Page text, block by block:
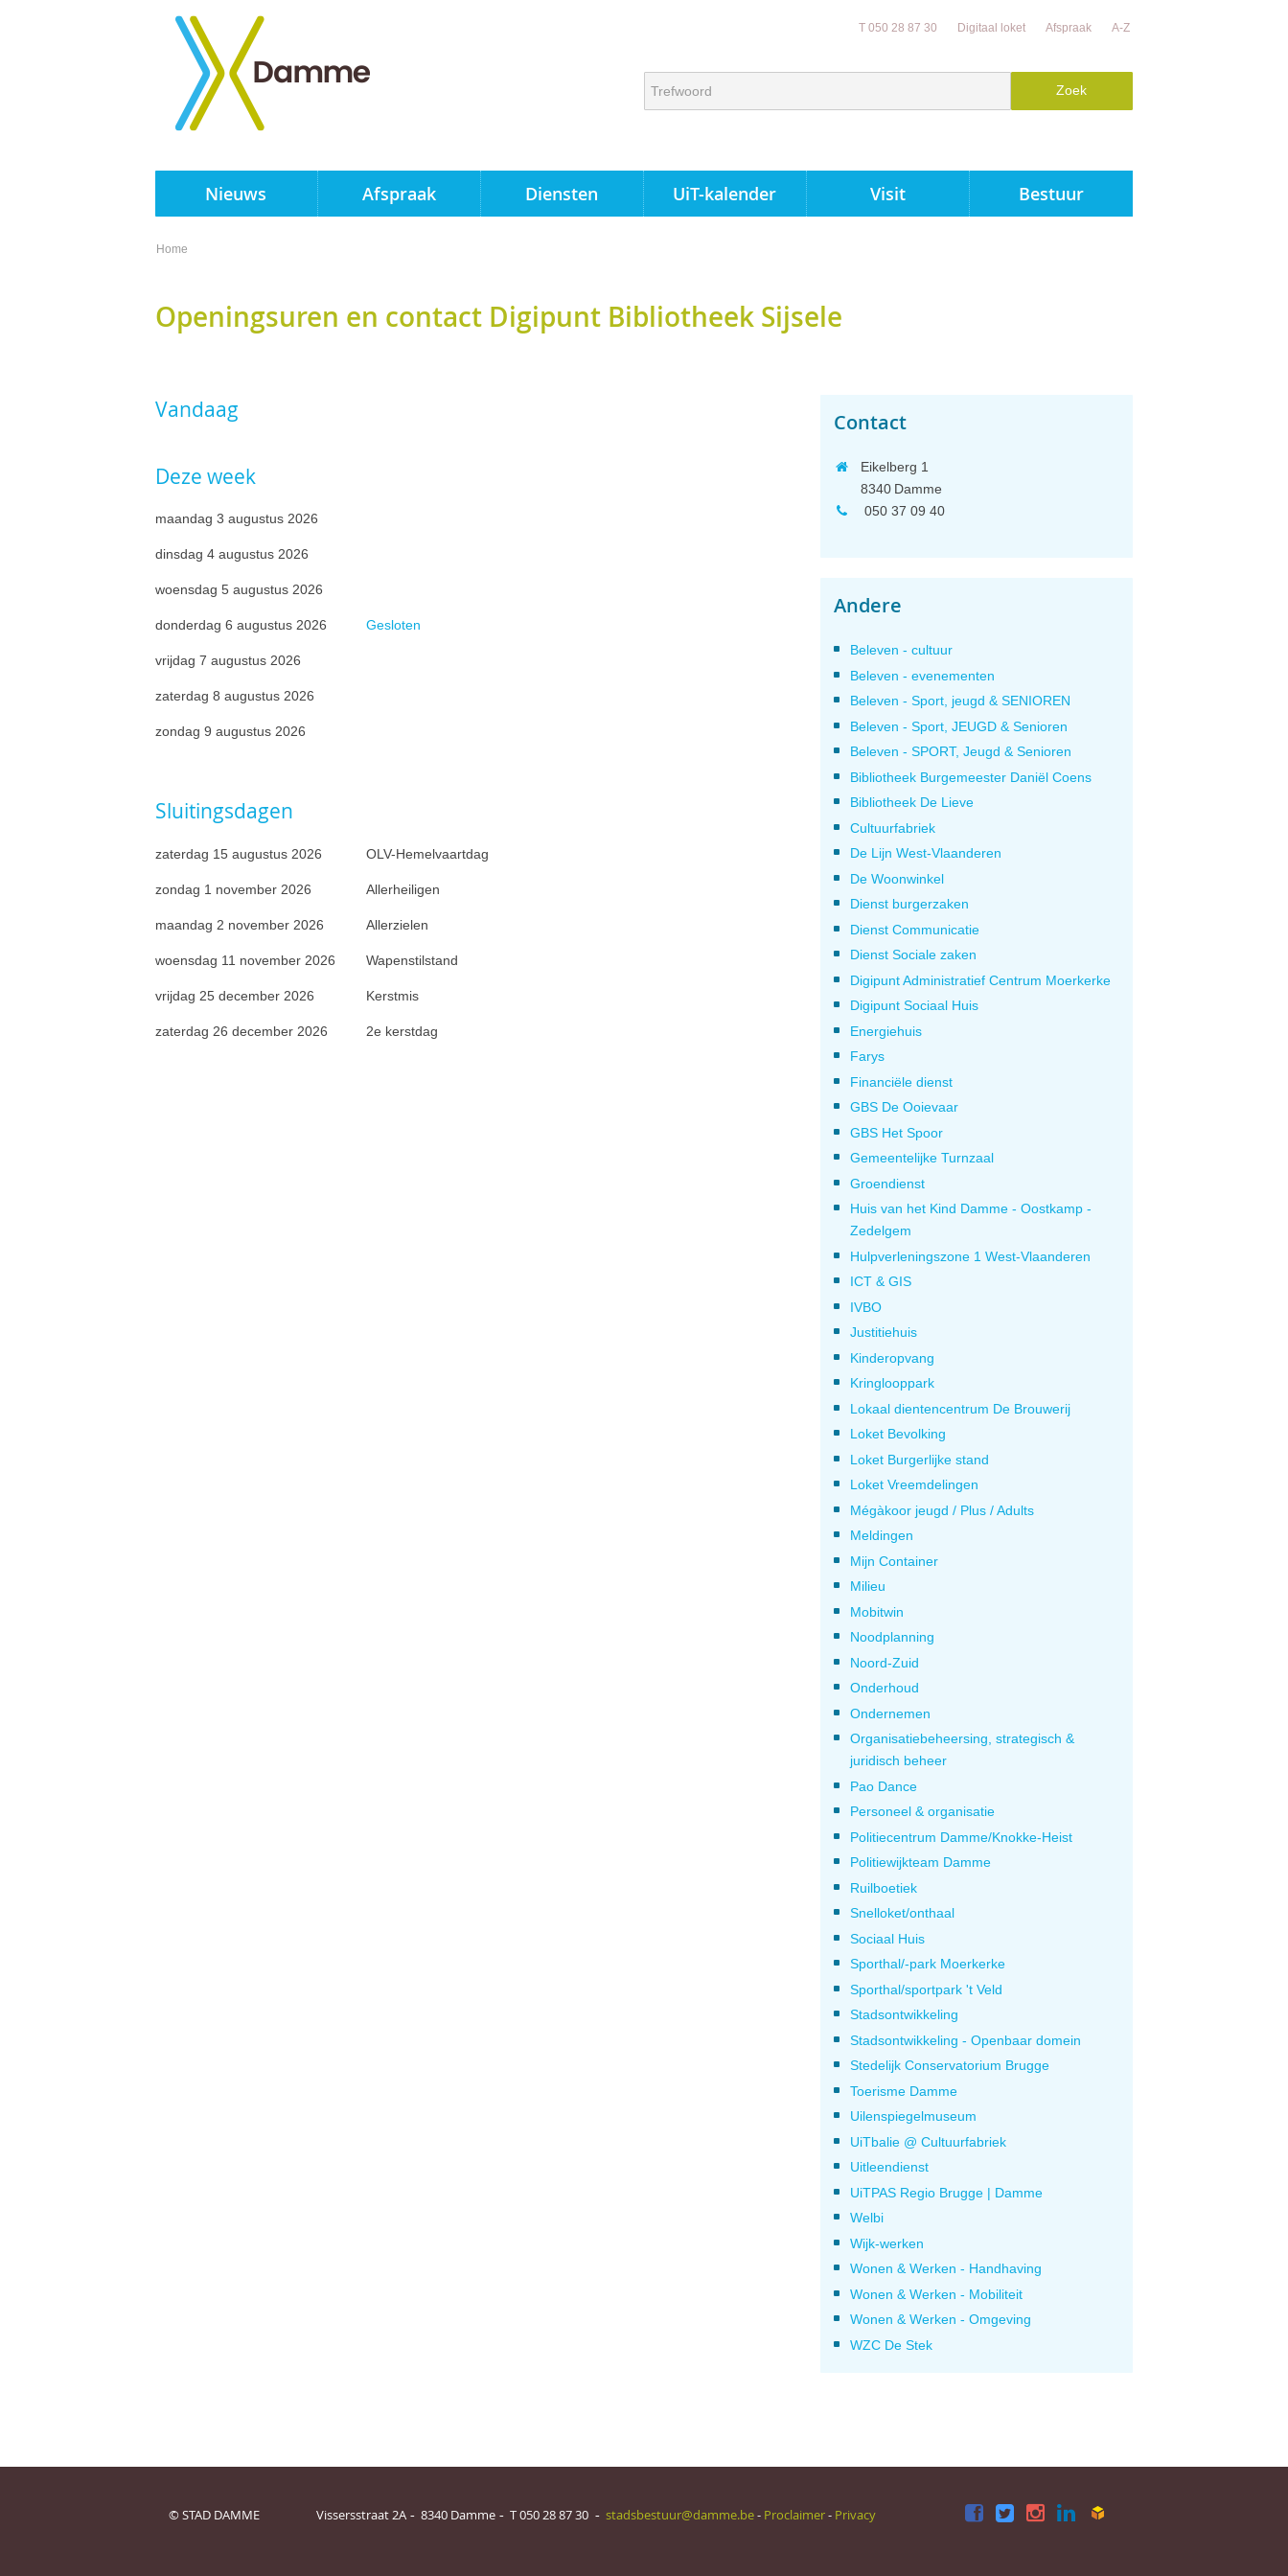
T 050 28 87 30 Digitaal loket Afspraak A-Z
TerugNieuws Afspraak Diensten UiT-kalender Visit Bestuur
Home
Openingsuren en contact Digipunt Bibliotheek Sijsele
Vandaag
Deze week
maandag 3 augustus 2026
dinsdag 4 augustus 2026
woensdag 5 augustus 2026
donderdag 6 augustus 2026 Gesloten
vrijdag 7 augustus 2026
zaterdag 8 augustus 2026
zondag 9 augustus 2026
Sluitingsdagen
zaterdag 15 augustus 2026 OLV-Hemelvaartdag
zondag 1 november 2026 Allerheiligen
maandag 2 november 2026 Allerzielen
woensdag 11 november 2026 Wapenstilstand
vrijdag 25 december 2026 Kerstmis
zaterdag 26 december 2026 2e kerstdag
Contact
Eikelberg 1
8340 Damme
050 37 09 40
Andere
Beleven - cultuur
Beleven - evenementen
Beleven - Sport, jeugd & SENIOREN
Beleven - Sport, JEUGD & Senioren
Beleven - SPORT, Jeugd & Senioren
Bibliotheek Burgemeester Daniël Coens
Bibliotheek De Lieve
Cultuurfabriek
De Lijn West-Vlaanderen
De Woonwinkel
Dienst burgerzaken
Dienst Communicatie
Dienst Sociale zaken
Digipunt Administratief Centrum Moerkerke
Digipunt Sociaal Huis
Energiehuis
Farys
Financiële dienst
GBS De Ooievaar
GBS Het Spoor
Gemeentelijke Turnzaal
Groendienst
Huis van het Kind Damme - Oostkamp -
Zedelgem
Hulpverleningszone 1 West-Vlaanderen
ICT & GIS
IVBO
Justitiehuis
Kinderopvang
Kringlooppark
Lokaal dientencentrum De Brouwerij
Loket Bevolking
Loket Burgerlijke stand
Loket Vreemdelingen
Mégàkoor jeugd / Plus / Adults
Meldingen
Mijn Container
Milieu
Mobitwin
Noodplanning
Noord-Zuid
Onderhoud
Ondernemen
Organisatiebeheersing, strategisch &
juridisch beheer
Pao Dance
Personeel & organisatie
Politiecentrum Damme/Knokke-Heist
Politiewijkteam Damme
Ruilboetiek
Snelloket/onthaal
Sociaal Huis
Sporthal/-park Moerkerke
Sporthal/sportpark 't Veld
Stadsontwikkeling
Stadsontwikkeling - Openbaar domein
Stedelijk Conservatorium Brugge
Toerisme Damme
Uilenspiegelmuseum
UiTbalie @ Cultuurfabriek
Uitleendienst
UiTPAS Regio Brugge | Damme
Welbi
Wijk-werken
Wonen & Werken - Handhaving
Wonen & Werken - Mobiliteit
Wonen & Werken - Omgeving
WZC De Stek
© STAD DAMME Vissersstraat 2A 8340 Damme T050 28 87 30 stadsbestuur@damme.be- Proclaimer- Privacy